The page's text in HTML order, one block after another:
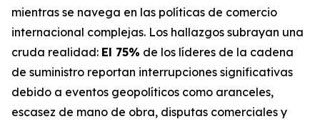
mientras se navega en las políticas de comercio
internacional complejas. Los hallazgos subrayan una
cruda realidad: El 75% de los líderes de la cadena
de suministro reportan interrupciones significativas
debido a eventos geopolíticos como aranceles,
escasez de mano de obra, disputas comerciales y